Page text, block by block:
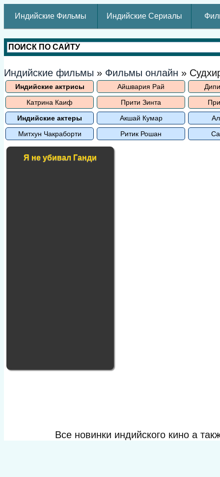
Индийские Фильмы Индийские Сериалы
Индийские фильмы » Фильмы онлайн »
Индийские актрисы Айшвария Рай
Катрина Каиф
Прити Зинта
Индийские актеры
Акшай Кумар
Митхун Чакраборти
Ритик Рошан
Я не убивал Ганди
Все новинки индийского кино а